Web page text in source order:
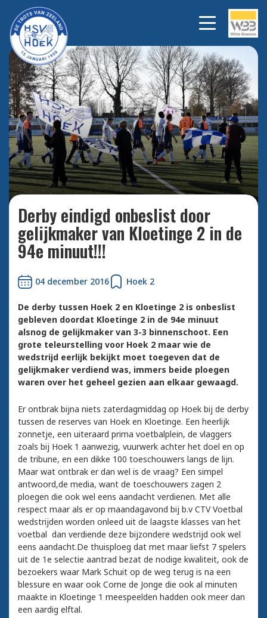
Vlaggertjes zoals bij Hoek 1
mochten vandaag bij de Derby
tegen Kloetinge niet ontbreken.
Bekijk
alle
foto's
Derby eindigd onbeslist door
gelijkmaker van Kloetinge 2 in de
94e minuut!!!
04 december 2016 Hoek 2
De derby tussen Hoek 2 en Kloetinge 2 is onbeslist
gebleven doordat Kloetinge 2 in de 94e minuut
alsnog de gelijkmaker van 3-3 binnenschoot. Een
grote teleurstelling voor Hoek 2 maar wie de
wedstrijd eerlijk bekijkt moet toegeven dat de
gelijkmaker verdiend was, immers beide ploegen
waren over het geheel gezien aan elkaar gewaagd.
Er ontbrak bijna niets zaterdagmiddag op Hoek bij de derby
tussen de reserves van Hoek en Kloetinge. Een heerlijk
zonnetje, een uiteraard prima voetbalplein, de vlaggers
zoals bij Hoek 1 aanwezig, vuurwerk achter het doel en op
de tribune, en een dikke 100 toeschouwers langs de lijn.
Maar wat ontbrak er dan wel is de vraag? Een simpel
antwoord,de media, want de toeschouwers zagen 2
ploegen die ook wel eens aandacht verdienen. Met alle
respect maar als er op maandagavond bij b.v CTV Voetbal
wedstrijden worden onleed uit de laagste klasses van het
voetbal dan verdiende deze bijzondere wedstrijd ook wel
eens aandacht.De thuisploeg dat met maar liefst 7 spelers
uit de 1e selectie aantrad bezat de nodige kwaliteit, ook de
bezoekers waar Mark Schuit op de weg terug is na een
blessure en waar ook Corne de Jonge die ook al minuten
maakte in Kloetinge 1 meespeelden hadden ook meer dan
een aardig elftal.